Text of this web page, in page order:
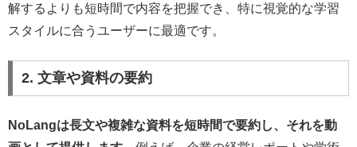
解するよりも短時間で内容を把握でき、特に視覚的な学習
スタイルに合うユーザーに最適です。
2. 文章や資料の要約
NoLangは長文や複雑な資料を短時間で要約し、それを動